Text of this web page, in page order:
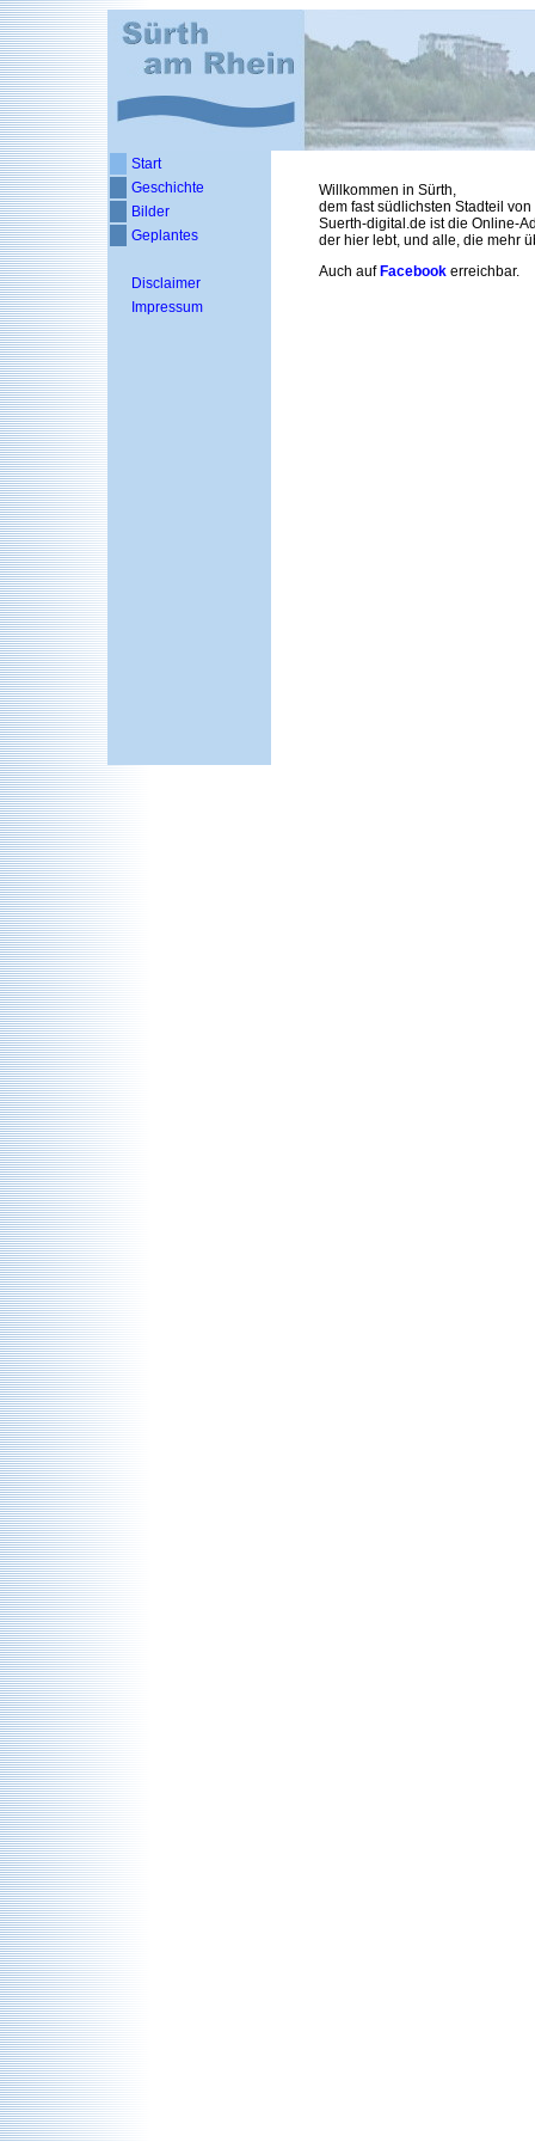
Start
Geschichte
Bilder
Geplantes
Disclaimer
Impressum
Willkommen in Sürth,
dem fast südlichsten Stadteil von
Suerth-digital.de ist die Online-
der hier lebt, und alle, die mehr
Auch auf Facebook erreichbar.